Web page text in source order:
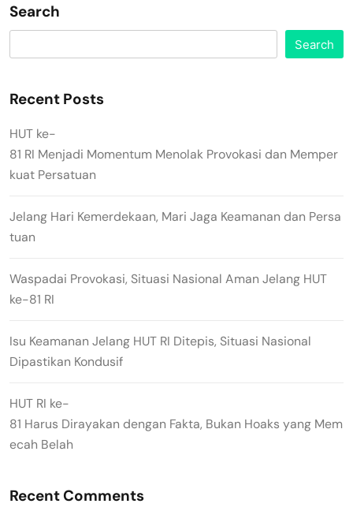
Search
Search
Recent Posts
HUT ke-
81 RI Menjadi Momentum Menolak Provokasi dan Memper
kuat Persatuan
Jelang Hari Kemerdekaan, Mari Jaga Keamanan dan Persa
tuan
Waspadai Provokasi, Situasi Nasional Aman Jelang HUT
ke-81 RI
Isu Keamanan Jelang HUT RI Ditepis, Situasi Nasional
Dipastikan Kondusif
HUT RI ke-
81 Harus Dirayakan dengan Fakta, Bukan Hoaks yang Mem
ecah Belah
Recent Comments